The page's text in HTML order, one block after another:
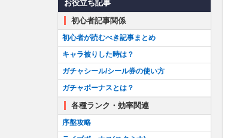
お役立ち記事
初心者記事関係
初心者が読むべき記事まとめ
キャラ被りした時は？
ガチャシール/シール券の使い方
ガチャボーナスとは？
各種ランク・効率関連
序盤攻略